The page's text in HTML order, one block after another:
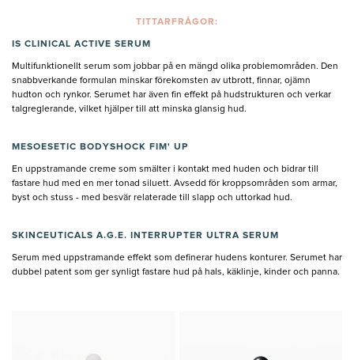
TITTARFRÅGOR:
IS CLINICAL ACTIVE SERUM
Multifunktionellt serum som jobbar på en mängd olika problemområden. Den
snabbverkande formulan minskar förekomsten av utbrott, finnar, ojämn
hudton och rynkor. Serumet har även fin effekt på hudstrukturen och verkar
talgreglerande, vilket hjälper till att minska glansig hud.
MESOESETIC BODYSHOCK FIM' UP
En uppstramande creme som smälter i kontakt med huden och bidrar till
fastare hud med en mer tonad siluett. Avsedd för kroppsområden som armar,
byst och stuss - med besvär relaterade till slapp och uttorkad hud.
SKINCEUTICALS A.G.E. INTERRUPTER ULTRA SERUM
Serum med uppstramande effekt som definerar hudens konturer. Serumet har
dubbel patent som ger synligt fastare hud på hals, käklinje, kinder och panna.